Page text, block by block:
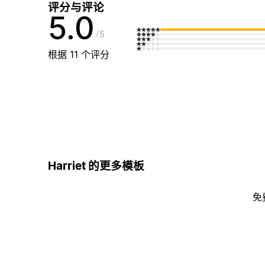
评分与评论
5.0 5
根据 11 个评分
Harriet 的更多模板
免